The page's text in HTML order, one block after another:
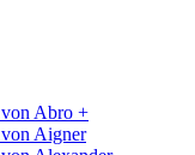
von Abro +
von Aigner